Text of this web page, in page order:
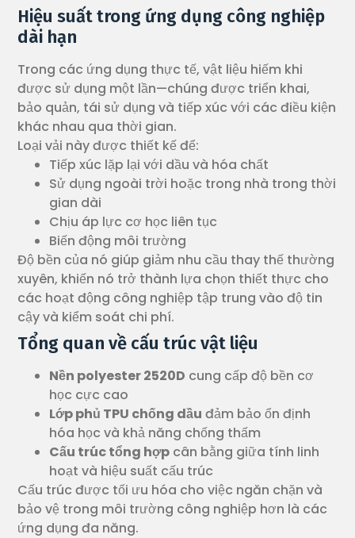
Hiệu suất trong ứng dụng công nghiệp
dài hạn
Trong các ứng dụng thực tế, vật liệu hiếm khi
được sử dụng một lần—chúng được triển khai,
bảo quản, tái sử dụng và tiếp xúc với các điều kiện
khác nhau qua thời gian.
Loại vải này được thiết kế để:
Tiếp xúc lặp lại với dầu và hóa chất
Sử dụng ngoài trời hoặc trong nhà trong thời
gian dài
Chịu áp lực cơ học liên tục
Biến động môi trường
Độ bền của nó giúp giảm nhu cầu thay thế thường
xuyên, khiến nó trở thành lựa chọn thiết thực cho
các hoạt động công nghiệp tập trung vào độ tin
cậy và kiểm soát chi phí.
Tổng quan về cấu trúc vật liệu
Nền polyester 2520D cung cấp độ bền cơ
học cực cao
Lớp phủ TPU chống dầu đảm bảo ổn định
hóa học và khả năng chống thấm
Cấu trúc tổng hợp cân bằng giữa tính linh
hoạt và hiệu suất cấu trúc
Cấu trúc được tối ưu hóa cho việc ngăn chặn và
bảo vệ trong môi trường công nghiệp hơn là các
ứng dụng đa năng.